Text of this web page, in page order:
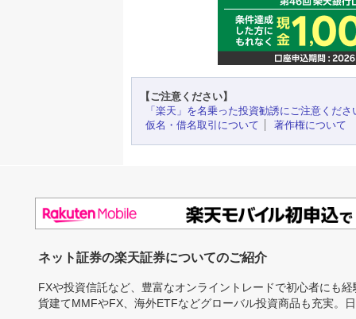
【ご注意ください】
「楽天」を名乗った投資勧誘にご注意くださ
仮名・借名取引について
著作権について
ネット証券の楽天証券についてのご紹介
FXや投資信託など、豊富なオンライントレードで初心者にも
貨建てMMFやFX、海外ETFなどグローバル投資商品も充実。